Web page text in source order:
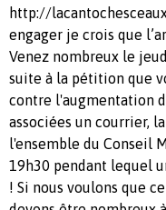
http://
engager je crois que
Venez nombreux le
suite à la pétition que
contre l'augmentation
associées un courrier,
l'ensemble du Conseil
19h30 pendant lequel
! Si nous voulons que